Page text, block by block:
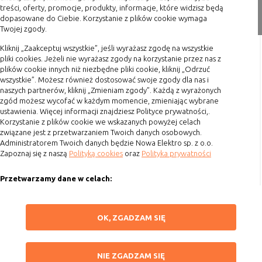
treści, oferty, promocje, produkty, informacje, które widzisz będą
dopasowane do Ciebie. Korzystanie z plików cookie wymaga
Twojej zgody.
Kliknij „Zaakceptuj wszystkie”, jeśli wyrażasz zgodę na wszystkie
pliki cookies. Jeżeli nie wyrażasz zgody na korzystanie przez nas z
plików cookie innych niż niezbędne pliki cookie, kliknij „Odrzuć
wszystkie”. Możesz również dostosować swoje zgody dla nas i
naszych partnerów, kliknij „Zmieniam zgody”. Każdą z wyrażonych
zgód możesz wycofać w każdym momencie, zmieniając wybrane
ustawienia. Więcej informacji znajdziesz Polityce prywatności,.
Korzystanie z plików cookie we wskazanych powyżej celach
związane jest z przetwarzaniem Twoich danych osobowych.
Administratorem Twoich danych będzie Nowa Elektro sp. z o.o.
Zapoznaj się z naszą Polityką cookies oraz Polityka prywatności
Przetwarzamy dane w celach:
treści i reklam oraz ich pomiaru, tworzenia statystyk, poprawy
marketingowe lub prezentować je w serwisie.
OK, ZGADZAM SIĘ
NIE ZGADZAM SIĘ
NIE ZGADZAM SIĘ
nie powinna uniemożliwić zupełnego
krzystania z niej,
serwisu, ich zablokowanie spowoduje, że
wybrane funkcje nie będą działać
prawidłowo.
Biznesowe
Umożliwiają realizację modelu
biznesowego w oparciu o który
udostępniona jest witryna, ich
zablokowanie nie spowoduje
niedostępności całości funkcjonalności
serwisu, ale może obniżyć poziom
świadczenia usługi ze względu na brak
witryny przychodów subsydiujących
Zakupy
Terminy realizacji
Koszty przesyłki
Dostawa
Reklamacje
Zwrot towaru
Kontakt
Szybki kontakt
Godziny otwarcia: Pon.-Pt. 8-16
sklep@elektrozysk.pl
Dołącz do nas